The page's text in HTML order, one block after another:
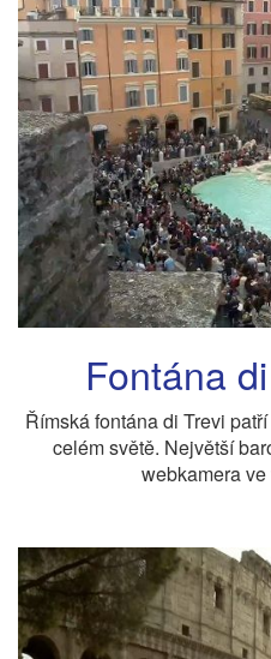
Fontána
Římská fontána di Trevi
celém světě. Největší
webkamera